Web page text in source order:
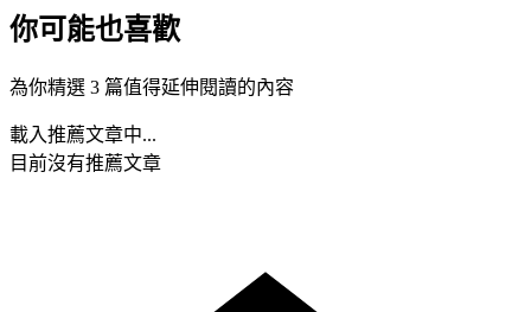
你可能也喜歡
為你精選 3 篇值得延伸閱讀的內容
載入推薦文章中...
目前沒有推薦文章